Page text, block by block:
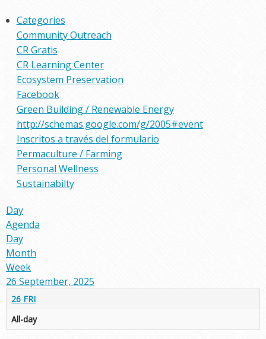
Categories
Community Outreach
CR Gratis
CR Learning Center
Ecosystem Preservation
Facebook
Green Building / Renewable Energy
http://schemas.google.com/g/2005#event
Inscritos a través del formulario
Permaculture / Farming
Personal Wellness
Sustainabilty
Day
Agenda
Day
Month
Week
26 September, 2025
26 FRI
All-day